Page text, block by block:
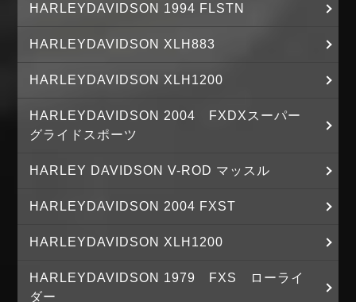
HARLEYDAVIDSON 1994 FLSTN
HARLEYDAVIDSON XLH883
HARLEYDAVIDSON XLH1200
HARLEYDAVIDSON 2004 FXDXスーパー
グライドスポーツ
HARLEY DAVIDSON V-ROD マッスル
HARLEYDAVIDSON 2004 FXST
HARLEYDAVIDSON XLH1200
HARLEYDAVIDSON 1979 FXS ローライ
ダー